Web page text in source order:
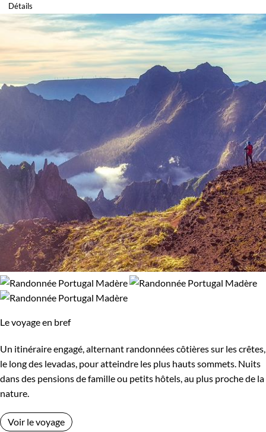
Détails
Le voyage en bref
Un itinéraire engagé, alternant randonnées côtières sur les crêtes,
le long des levadas, pour atteindre les plus hauts sommets. Nuits
dans des pensions de famille ou petits hôtels, au plus proche de la
nature.
Voir le voyage